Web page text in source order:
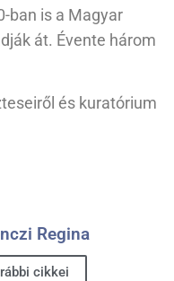
ban is a Magyar
át. Évente három
és kuratórium
Regina
cikkei